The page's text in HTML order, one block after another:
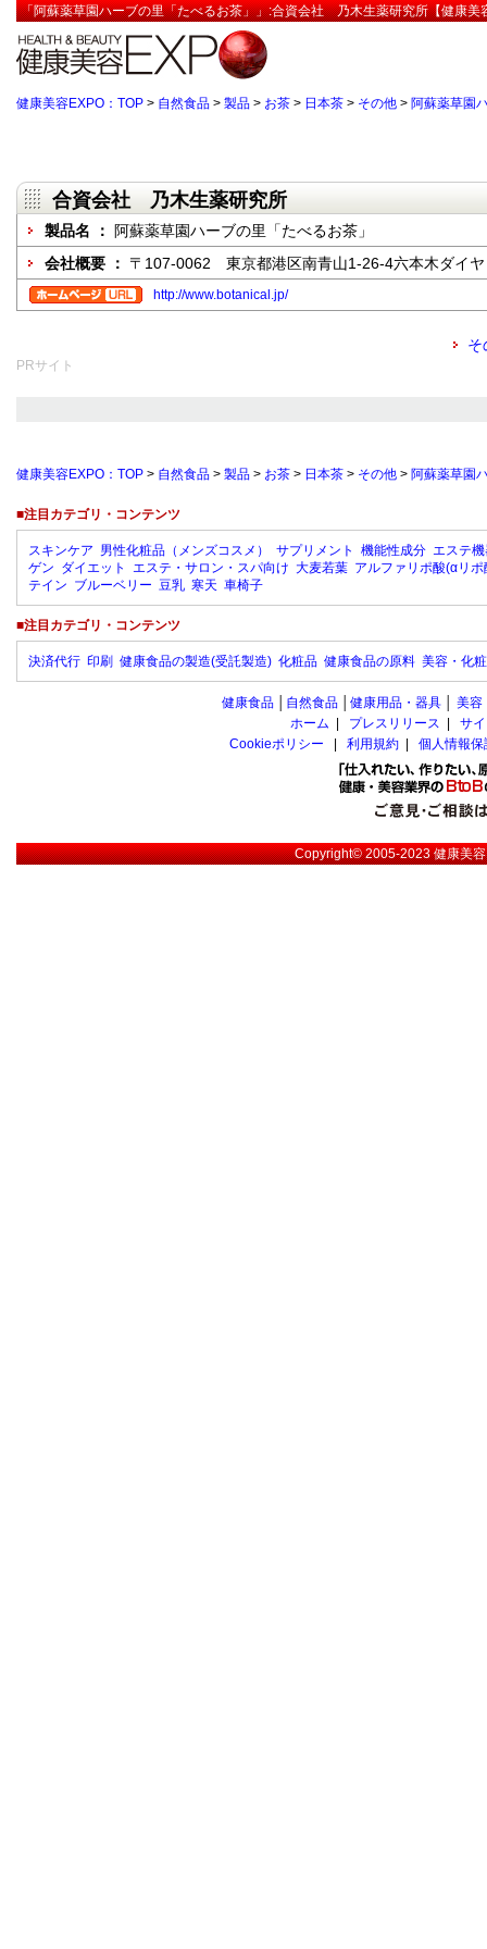
「阿蘇薬草園ハーブの里「たべるお茶」」:合資会社 乃木生薬研究所【健康美
健康美容EXPO：TOP > 自然食品 > 製品 > お茶 > 日本茶 > その他 > 阿蘇薬草園
合資会社 乃木生薬研究所
製品名 ：
阿蘇薬草園ハーブの里「たべるお茶」
会社概要 ： 〒107-0062 東京都港区南青山1-26-4六本木ダイヤ
http://www.botanical.jp/
そ
PRサイト
健康美容EXPO：TOP > 自然食品 > 製品 > お茶 > 日本茶 > その他 > 阿蘇薬草園
■注目カテゴリ・コンテンツ
スキンケア 男性化粧品（メンズコスメ） サプリメント 機能性成分 エステ
ゲン ダイエット エステ・サロン・スパ向け 大麦若葉 アルファリポ酸(αリポ
テイン ブルーベリー 豆乳 寒天 車椅子
■注目カテゴリ・コンテンツ
決済代行 印刷 健康食品の製造(受託製造) 化粧品 健康食品の原料 美容・化
健康食品 自然食品 健康用品・器具 美容
ホーム
プレスリリース
サ
Cookieポリシー
利用規約 個人情報
Copyright© 2005-2023健康美